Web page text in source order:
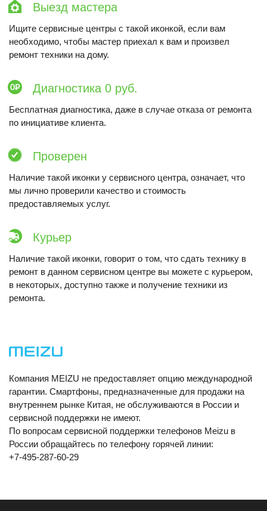
Выезд мастера
Ищите сервисные центры с такой иконкой, если вам
необходимо, чтобы мастер приехал к вам и произвел
ремонт техники на дому.
Диагностика 0 руб.
Бесплатная диагностика, даже в случае отказа от ремонта
по инициативе клиента.
Проверен
Наличие такой иконки у сервисного центра, означает, что
мы лично проверили качество и стоимость
предоставляемых услуг.
Курьер
Наличие такой иконки, говорит о том, что сдать технику в
ремонт в данном сервисном центре вы можете с курьером,
в некоторых, доступно также и получение техники из
ремонта.
Компания MEIZU не предоставляет опцию международной
гарантии. Смартфоны, предназначенные для продажи на
внутреннем рынке Китая, не обслуживаются в России и
сервисной поддержки не имеют.
По вопросам сервисной поддержки телефонов Meizu в
России обращайтесь по телефону горячей линии:
+7-495-287-60-29